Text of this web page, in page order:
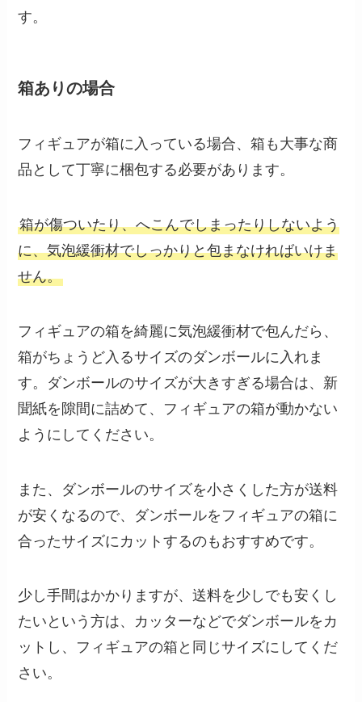
す。
箱ありの場合
フィギュアが箱に入っている場合、箱も大事な商
品として丁寧に梱包する必要があります。
箱が傷ついたり、へこんでしまったりしないよう
に、気泡緩衝材でしっかりと包まなければいけま
せん。
フィギュアの箱を綺麗に気泡緩衝材で包んだら、
箱がちょうど入るサイズのダンボールに入れま
す。ダンボールのサイズが大きすぎる場合は、新
聞紙を隙間に詰めて、フィギュアの箱が動かない
ようにしてください。
また、ダンボールのサイズを小さくした方が送料
が安くなるので、ダンボールをフィギュアの箱に
合ったサイズにカットするのもおすすめです。
少し手間はかかりますが、送料を少しでも安くし
たいという方は、カッターなどでダンボールをカ
ットし、フィギュアの箱と同じサイズにしてくだ
さい。